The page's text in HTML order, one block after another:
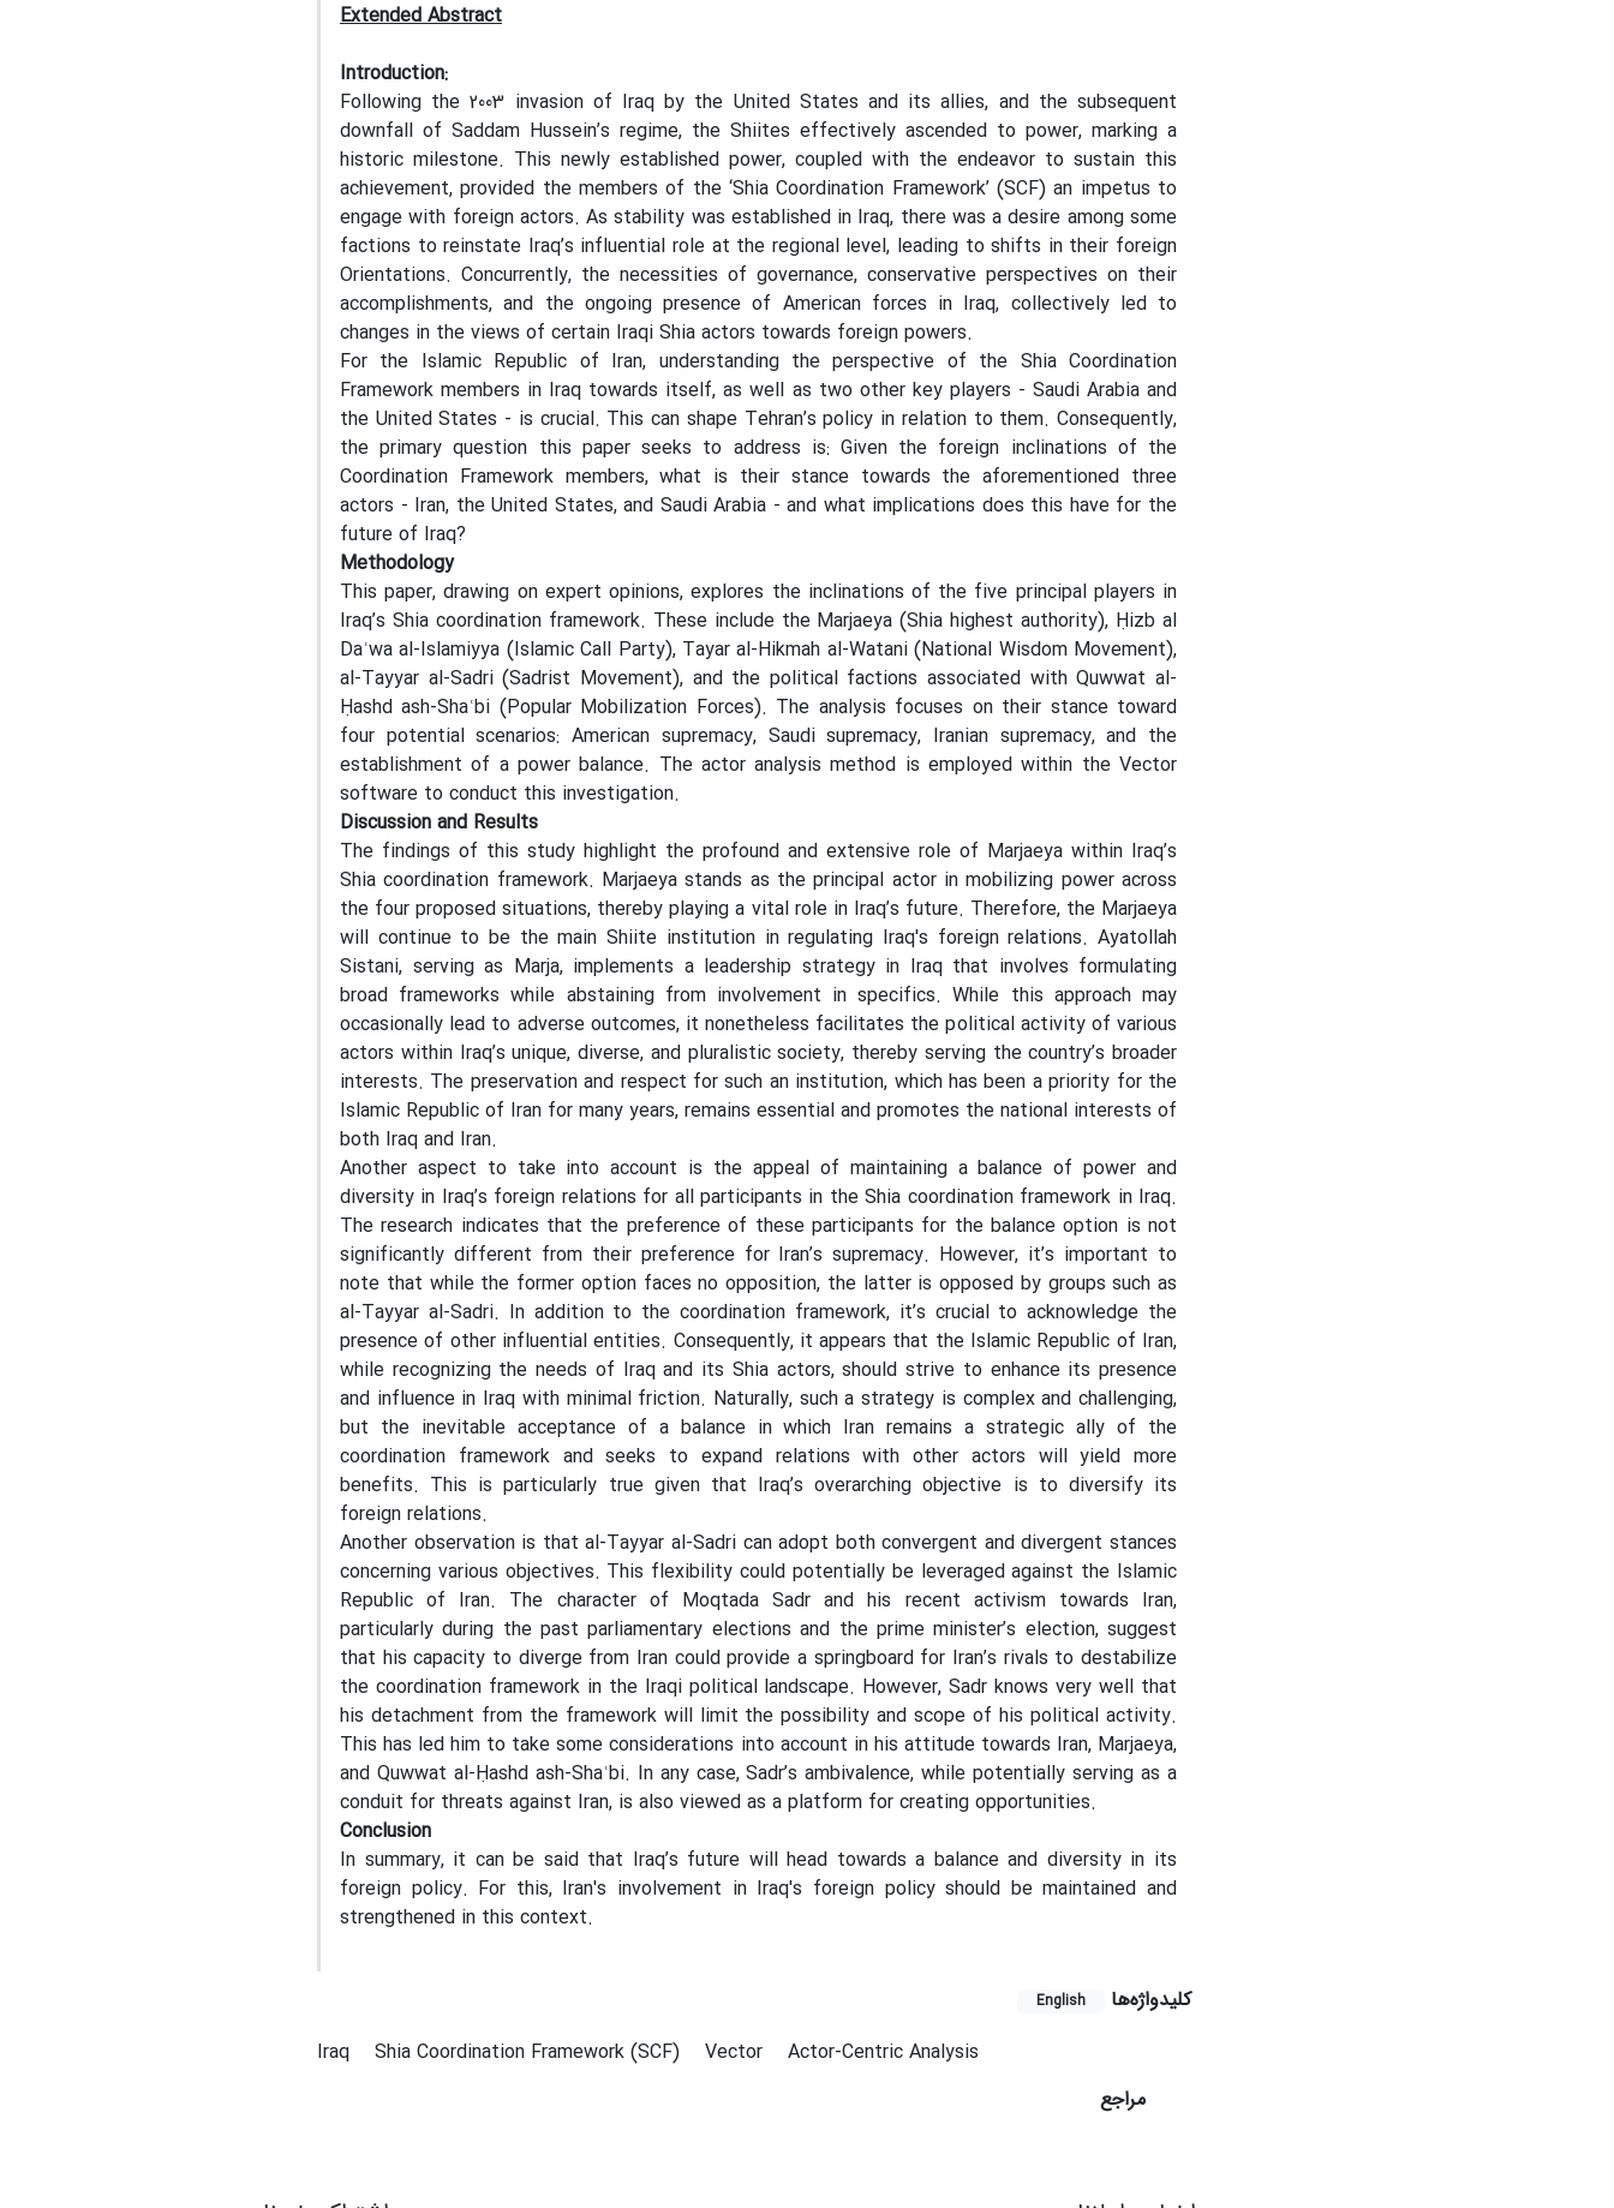
Extended Abstract
Introduction:
Following the 2003 invasion of Iraq by the United States and its allies, and the subsequent
downfall of Saddam Hussein’s regime, the Shiites effectively ascended to power, marking a
historic milestone. This newly established power, coupled with the endeavor to sustain this
achievement, provided the members of the ‘Shia Coordination Framework’ (SCF) an impetus to
engage with foreign actors. As stability was established in Iraq, there was a desire among some
factions to reinstate Iraq’s influential role at the regional level, leading to shifts in their foreign
Orientations. Concurrently, the necessities of governance, conservative perspectives on their
accomplishments, and the ongoing presence of American forces in Iraq, collectively led to
changes in the views of certain Iraqi Shia actors towards foreign powers.
For the Islamic Republic of Iran, understanding the perspective of the Shia Coordination
Framework members in Iraq towards itself, as well as two other key players - Saudi Arabia and
the United States - is crucial. This can shape Tehran’s policy in relation to them. Consequently,
the primary question this paper seeks to address is: Given the foreign inclinations of the
Coordination Framework members, what is their stance towards the aforementioned three
actors - Iran, the United States, and Saudi Arabia - and what implications does this have for the
future of Iraq?
Methodology
This paper, drawing on expert opinions, explores the inclinations of the five principal players in
Iraq’s Shia coordination framework. These include the Marjaeya (Shia highest authority), Ḥizb al
Daʿwa al-Islamiyya (Islamic Call Party), Tayar al-Hikmah al-Watani (National Wisdom Movement),
al-Tayyar al-Sadri (Sadrist Movement), and the political factions associated with Quwwat al-
Ḥashd ash-Shaʿbi (Popular Mobilization Forces). The analysis focuses on their stance toward
four potential scenarios: American supremacy, Saudi supremacy, Iranian supremacy, and the
establishment of a power balance. The actor analysis method is employed within the Vector
software to conduct this investigation.
Discussion and Results
The findings of this study highlight the profound and extensive role of Marjaeya within Iraq’s
Shia coordination framework. Marjaeya stands as the principal actor in mobilizing power across
the four proposed situations, thereby playing a vital role in Iraq’s future. Therefore, the Marjaeya
will continue to be the main Shiite institution in regulating Iraq's foreign relations. Ayatollah
Sistani, serving as Marja, implements a leadership strategy in Iraq that involves formulating
broad frameworks while abstaining from involvement in specifics. While this approach may
occasionally lead to adverse outcomes, it nonetheless facilitates the political activity of various
actors within Iraq’s unique, diverse, and pluralistic society, thereby serving the country’s broader
interests. The preservation and respect for such an institution, which has been a priority for the
Islamic Republic of Iran for many years, remains essential and promotes the national interests of
both Iraq and Iran.
Another aspect to take into account is the appeal of maintaining a balance of power and
diversity in Iraq’s foreign relations for all participants in the Shia coordination framework in Iraq.
The research indicates that the preference of these participants for the balance option is not
significantly different from their preference for Iran’s supremacy. However, it’s important to
note that while the former option faces no opposition, the latter is opposed by groups such as
al-Tayyar al-Sadri. In addition to the coordination framework, it’s crucial to acknowledge the
presence of other influential entities. Consequently, it appears that the Islamic Republic of Iran,
while recognizing the needs of Iraq and its Shia actors, should strive to enhance its presence
and influence in Iraq with minimal friction. Naturally, such a strategy is complex and challenging,
but the inevitable acceptance of a balance in which Iran remains a strategic ally of the
coordination framework and seeks to expand relations with other actors will yield more
benefits. This is particularly true given that Iraq’s overarching objective is to diversify its
foreign relations.
Another observation is that al-Tayyar al-Sadri can adopt both convergent and divergent stances
concerning various objectives. This flexibility could potentially be leveraged against the Islamic
Republic of Iran. The character of Moqtada Sadr and his recent activism towards Iran,
particularly during the past parliamentary elections and the prime minister’s election, suggest
that his capacity to diverge from Iran could provide a springboard for Iran’s rivals to destabilize
the coordination framework in the Iraqi political landscape. However, Sadr knows very well that
his detachment from the framework will limit the possibility and scope of his political activity.
This has led him to take some considerations into account in his attitude towards Iran, Marjaeya,
and Quwwat al-Ḥashd ash-Shaʿbi. In any case, Sadr’s ambivalence, while potentially serving as a
conduit for threats against Iran, is also viewed as a platform for creating opportunities.
Conclusion
In summary, it can be said that Iraq’s future will head towards a balance and diversity in its
foreign policy. For this, Iran's involvement in Iraq's foreign policy should be maintained and
strengthened in this context.
کلیدواژه‌ها English
Iraq Shia Coordination Framework (SCF) Vector
Actor-Centric Analysis
مراجع